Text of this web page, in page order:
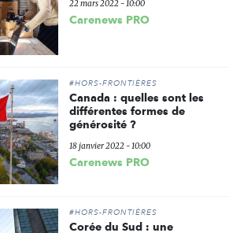
22 mars 2022 - 10:00
Carenews PRO
#HORS-FRONTIÈRES
Canada : quelles sont les
différentes formes de
générosité ?
18 janvier 2022 - 10:00
Carenews PRO
#HORS-FRONTIÈRES
Corée du Sud : une